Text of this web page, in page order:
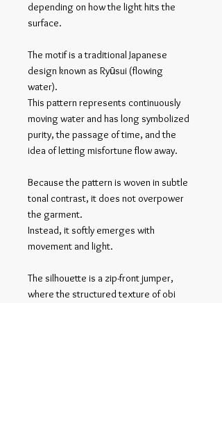
depending on how the light hits the
surface.
The motif is a traditional Japanese
design known as Ryūsui (flowing
water).
This pattern represents continuously
moving water and has long symbolized
purity, the passage of time, and the
idea of letting misfortune flow away.
Because the pattern is woven in subtle
tonal contrast, it does not overpower
the garment.
Instead, it softly emerges with
movement and light.
The silhouette is a zip-front jumper,
where the structured texture of obi